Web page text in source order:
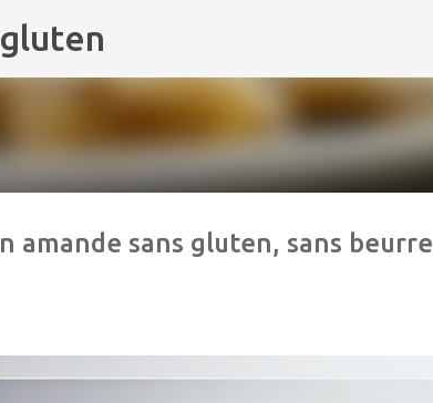
amande sans gluten, sans beurre